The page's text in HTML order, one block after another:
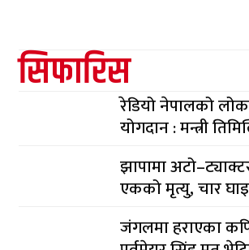
सिफारिस
रेडियो नेपालको
योगदान : मन्त्री
झापामा
एकको मृत्यु, चार
जंगलमा हराएका